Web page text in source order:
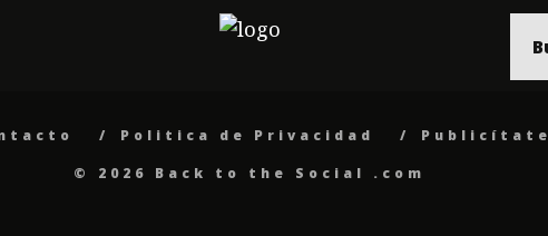
Politica de Privacidad
Publicítate
© 2026 Back to the Social .com